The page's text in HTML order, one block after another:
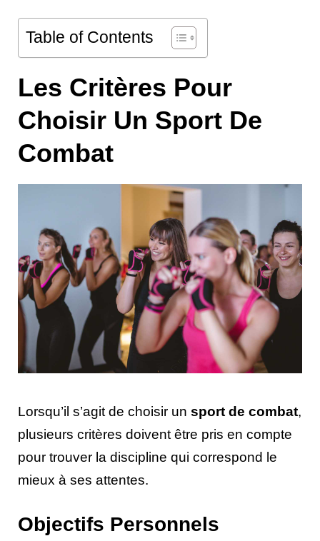
Table of Contents
Les Critères Pour
Choisir Un Sport De
Combat
Lorsqu’il s’agit de choisir un sport de combat,
plusieurs critères doivent être pris en compte
pour trouver la discipline qui correspond le
mieux à ses attentes.
Objectifs Personnels